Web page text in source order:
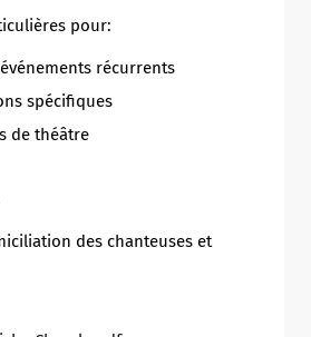
pour:
récurrents
spécifiques
de théâtre
des chanteuses et